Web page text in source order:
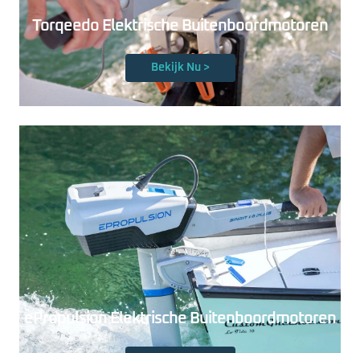
Torqeedo Elektrische Buitenboordmotoren
Bekijk Nu >
ePropulsion Elektrische Buitenboordmotoren